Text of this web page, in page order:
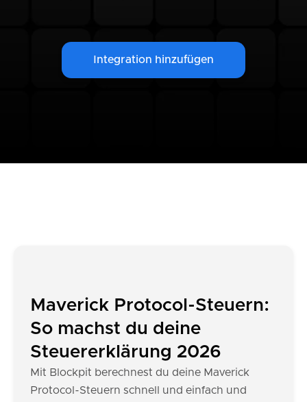
Integration hinzufügen
Maverick Protocol-Steuern:
So machst du deine
Steuererklärung 2026
Mit Blockpit berechnest du deine Maverick
Protocol-Steuern schnell und einfach und